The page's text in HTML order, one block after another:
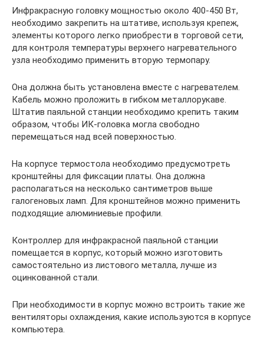
Инфракрасную головку мощностью около 400-450 Вт,
необходимо закрепить на штативе, используя крепеж,
элементы которого легко приобрести в торговой сети,
для контроля температуры верхнего нагревательного
узла необходимо применить вторую термопару.
Она должна быть установлена вместе с нагревателем.
Кабель можно проложить в гибком металлорукаве.
Штатив паяльной станции необходимо крепить таким
образом, чтобы ИК-головка могла свободно
перемещаться над всей поверхностью.
На корпусе термостола необходимо предусмотреть
кронштейны для фиксации платы. Она должна
располагаться на несколько сантиметров выше
галогеновых ламп. Для кронштейнов можно применить
подходящие алюминиевые профили.
Контроллер для инфракрасной паяльной станции
помещается в корпус, который можно изготовить
самостоятельно из листового металла, лучше из
оцинкованной стали.
При необходимости в корпус можно встроить такие же
вентиляторы охлаждения, какие используются в корпусе
компьютера.